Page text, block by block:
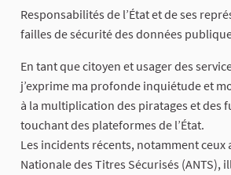
Responsabilités de l’État et de ses
failles de sécurité des données
En tant que citoyen et usager des
j’exprime ma profonde inquiétude et
à la multiplication des piratages et des
touchant des plateformes de l’État.
Les incidents récents, notamment ceux
Nationale des Titres Sécurisés (ANTS),